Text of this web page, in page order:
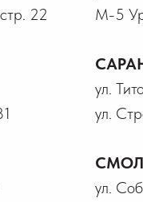
22
М-5
ул.
ул.
ул.